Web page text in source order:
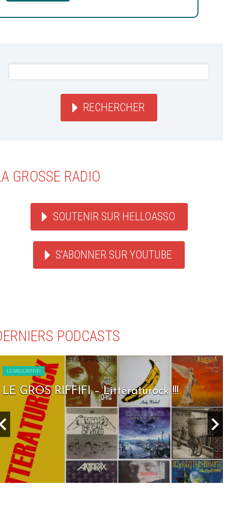
RECHERCHER
GROSSE RADIO
SOUTENIR SUR HELLOASSO
S'ABONNER SUR YOUTUBE
PODCASTS
LE GROS RIFFIFI
LE GROS RIFFIFI – Seven Days To Rock !!!